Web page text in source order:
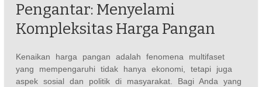
Pengantar: Menyelami
Kompleksitas Harga Pangan
Kenaikan harga pangan adalah fenomena multifaset
yang mempengaruhi tidak hanya ekonomi, tetapi juga
aspek sosial dan politik di masyarakat. Bagi Anda yang